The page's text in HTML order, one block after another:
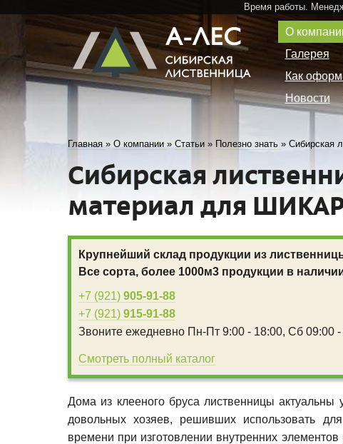
Время работы.
О
Галерея
Как
Новости
Главная » О компании » Статьи » Полезно знать » Сибирская
Сибирская
материал для
Крупнейший склад продукции из
Все сорта, более 1000м3 продукции в
+7 (921) 905-91-88
+7 (921) 915-91-88
Звоните ежедневно Пн-Пт 9:00 - 18:00, Сб 09:00 -
Смотреть полный каталог
Дома из клееного бруса лиственницы
довольных хозяев, решивших использовать
времени при изготовлении внутренних